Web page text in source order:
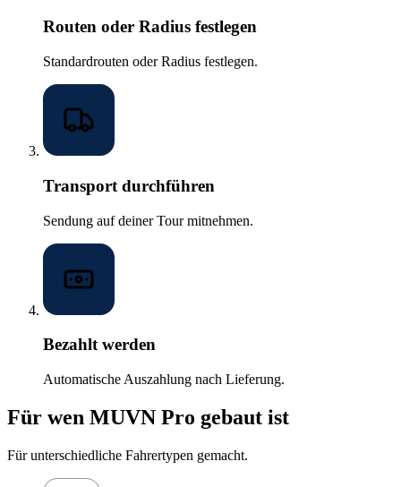
Routen oder Radius festlegen
Standardrouten oder Radius festlegen.
Transport durchführen
Sendung auf deiner Tour mitnehmen.
Bezahlt werden
Automatische Auszahlung nach Lieferung.
Für wen MUVN Pro gebaut ist
Für unterschiedliche Fahrertypen gemacht.